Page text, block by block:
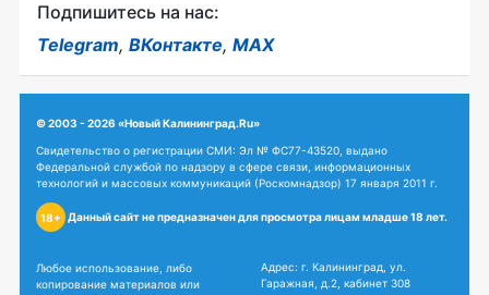
Подпишитесь на нас:
Telegram, ВКонтакте, MAX
© 2003 - 2026 «Новый Калининград.Ru»
Свидетельство о регистрации СМИ: Эл № ФС77-43520, выдано
Федеральной службой по надзору в сфере связи, информационных
технологий и массовых коммуникаций (Роскомнадзор) 17 января 2011 г.
18+ Данный сайт не предназначен для просмотра лицам младше 18 лет.
Любое использование, либо
копирование материалов или
Адрес: г. Калининград, ул.
Гаражная, д.2, кабинет 308